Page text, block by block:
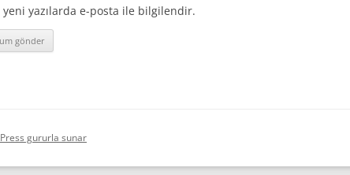
yeni yazılarda e-posta ile bilgilendir.
gururla sunar